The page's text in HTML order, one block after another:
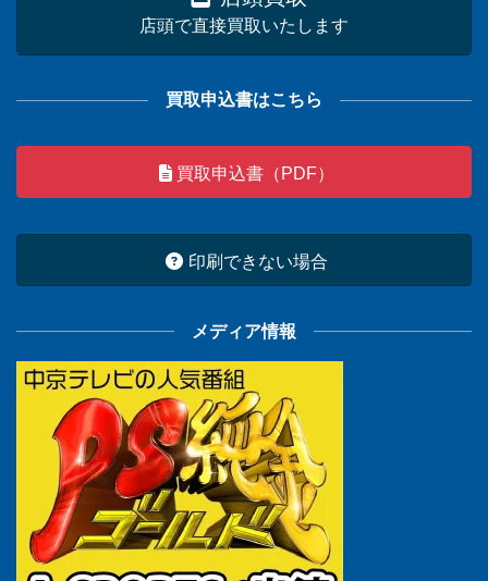
店頭で直接買取いたします
買取申込書はこちら
買取申込書（PDF）
印刷できない場合
メディア情報